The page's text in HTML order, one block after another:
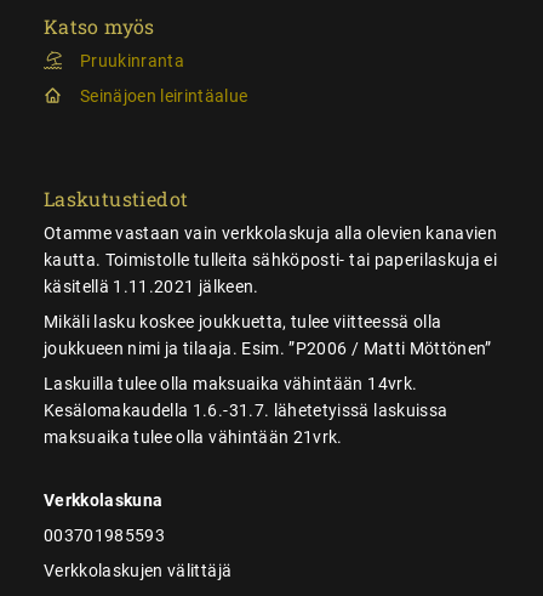
Katso myös
Pruukinranta
Seinäjoen leirintäalue
Laskutustiedot
Otamme vastaan vain verkkolaskuja alla olevien kanavien
kautta. Toimistolle tulleita sähköposti- tai paperilaskuja ei
käsitellä 1.11.2021 jälkeen.
Mikäli lasku koskee joukkuetta, tulee viitteessä olla
joukkueen nimi ja tilaaja. Esim. ”P2006 / Matti Möttönen”
Laskuilla tulee olla maksuaika vähintään 14vrk.
Kesälomakaudella 1.6.-31.7. lähetetyissä laskuissa
maksuaika tulee olla vähintään 21vrk.
Verkkolaskuna
003701985593
Verkkolaskujen välittäjä